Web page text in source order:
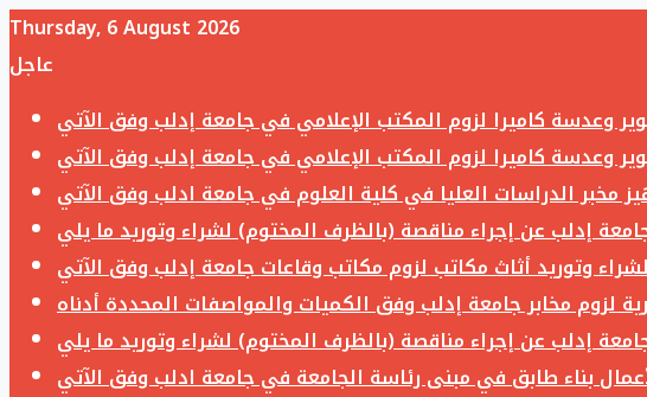
Thursday, 6 August 2026
عاجل